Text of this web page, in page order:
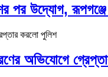
পর উদ্যোগ,
অভিযোগে